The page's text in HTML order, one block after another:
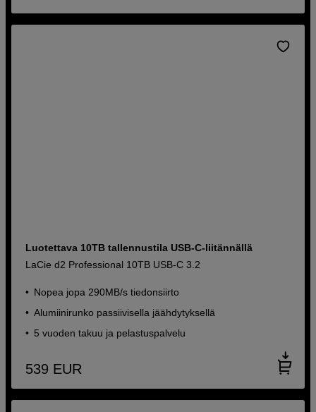
Luotettava 10TB tallennustila USB-C-liitännällä
LaCie d2 Professional 10TB USB-C 3.2
Nopea jopa 290MB/s tiedonsiirto
Alumiinirunko passiivisella jäähdytyksellä
5 vuoden takuu ja pelastuspalvelu
539 EUR